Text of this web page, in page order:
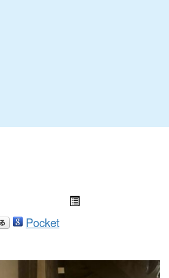
Pocket